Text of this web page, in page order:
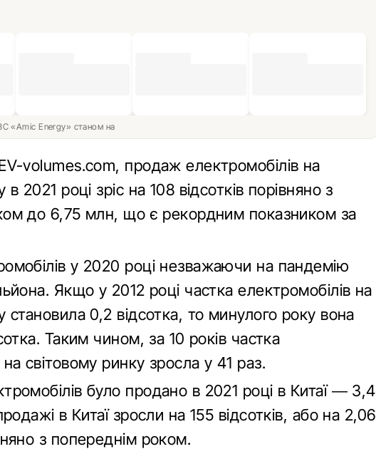
«Amic Energy» станом на
volumes.com, продаж електромобілів на
в 2021 році зріс на 108 відсотків порівняно з
до 6,75 млн, що є рекордним показником за
у 2020 році незважаючи на пандемію
Якщо у 2012 році частка електромобілів на
становила 0,2 відсотка, то минулого року вона
Таким чином, за 10 років частка
світовому ринку зросла у 41 раз.
було продано в 2021 році в Китаї — 3,4
в Китаї зросли на 155 відсотків, або на 2,06
з попереднім роком.